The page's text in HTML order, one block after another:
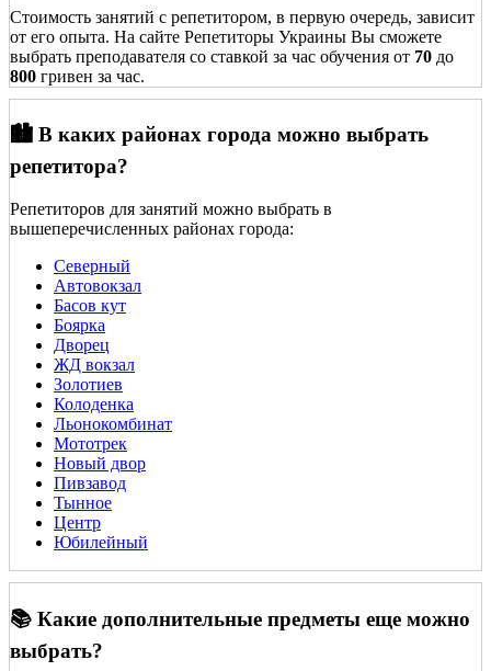
Стоимость занятий с репетитором, в первую очередь, зависит
от его опыта. На сайте Репетиторы Украины Вы сможете
выбрать преподавателя со ставкой за час обучения от 70 до
800 гривен за час.
🏙️ В каких районах города можно выбрать
репетитора?
Репетиторов для занятий можно выбрать в
вышеперечисленных районах города:
Северный
Автовокзал
Басов кут
Боярка
Дворец
ЖД вокзал
Золотиев
Колоденка
Льонокомбинат
Мототрек
Новый двор
Пивзавод
Тынное
Центр
Юбилейный
📚 Какие дополнительные предметы еще можно
выбрать?